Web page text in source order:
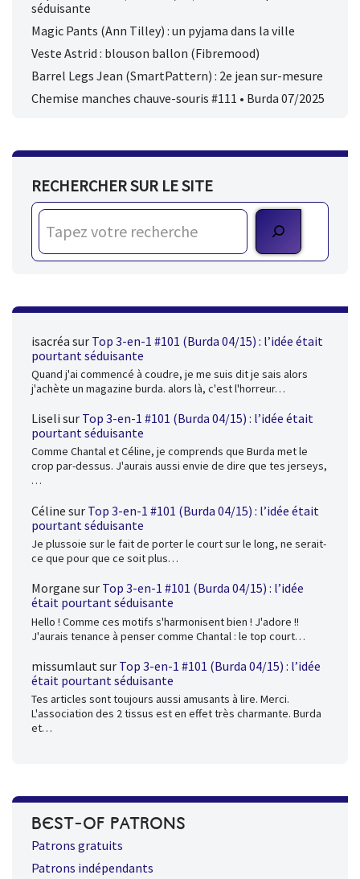
séduisante
Magic Pants (Ann Tilley) : un pyjama dans la ville
Veste Astrid : blouson ballon (Fibremood)
Barrel Legs Jean (SmartPattern) : 2e jean sur-mesure
Chemise manches chauve-souris #111 • Burda 07/2025
RECHERCHER SUR LE SITE
isacréa sur Top 3-en-1 #101 (Burda 04/15) : l’idée était
pourtant séduisante
Quand j'ai commencé à coudre, je me suis dit je sais alors
j'achète un magazine burda. alors là, c'est l'horreur…
Liseli sur Top 3-en-1 #101 (Burda 04/15) : l’idée était
pourtant séduisante
Comme Chantal et Céline, je comprends que Burda met le
crop par-dessus. J'aurais aussi envie de dire que tes jerseys,
…
Céline sur Top 3-en-1 #101 (Burda 04/15) : l’idée était
pourtant séduisante
Je plussoie sur le fait de porter le court sur le long, ne serait-
ce que pour que ce soit plus…
Morgane sur Top 3-en-1 #101 (Burda 04/15) : l’idée
était pourtant séduisante
Hello ! Comme ces motifs s'harmonisent bien ! J'adore !!
J'aurais tenance à penser comme Chantal : le top court…
missumlautsur Top 3-en-1 #101 (Burda 04/15) : l’idée
était pourtant séduisante
Tes articles sont toujours aussi amusants à lire. Merci.
L'association des 2 tissus est en effet très charmante. Burda
et…
BEST-OF PATRONS
Patrons gratuits
Patrons indépendants